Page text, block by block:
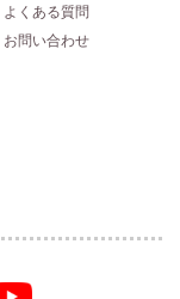
よくある質問
お問い合わせ